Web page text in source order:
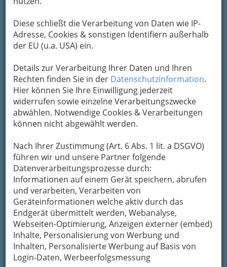
Diese schließt die Verarbeitung von Daten wie IP-
Adresse, Cookies & sonstigen Identifiern außerhalb
der EU (u.a. USA) ein.
Details zur Verarbeitung Ihrer Daten und Ihren
Rechten finden Sie in der Datenschutzinformation.
Hier können Sie Ihre Einwilligung jederzeit
widerrufen sowie einzelne Verarbeitungszwecke
abwählen. Notwendige Cookies & Verarbeitungen
können nicht abgewählt werden.
Nach Ihrer Zustimmung (Art. 6 Abs. 1 lit. a DSGVO)
führen wir und unsere Partner folgende
Datenverarbeitungsprozesse durch:
Informationen auf einem Gerät speichern, abrufen
und verarbeiten, Verarbeiten von
Geräteinformationen welche aktiv durch das
Endgerät übermittelt werden, Webanalyse,
Webseiten-Optimierung, Anzeigen externer (embed)
Inhalte, Personalisierung von Werbung und
Inhalten, Personalisierte Werbung auf Basis von
Login-Daten, Werbeerfolgsmessung
Adresse mit Google Maps anschauen
Kontaktaufnahme
Um die Info-Graz Firmenvor Spam-Mails zu
bewahren, verwenden wir an dieser Stelle zur
Übermittlung Ihrer Nachricht ein sicheres
Formular. Ihre Nachricht wird nach dem
Absenden umgehend per Mail an das
Allgemeinmedizin weitergeleitet.
Mein Name
Meine Email Adresse
Mein Betreff